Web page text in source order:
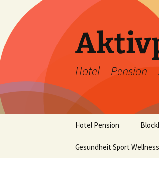
Inhalt
springen
Hotel – Pension
Hotel Pension
Unser Hotel im Winter
Gesundheit Sport